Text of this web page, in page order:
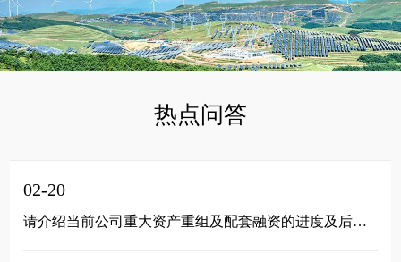
热点问答
请介绍当前公司重大资产重组及配套融资的进度及后续工作计划？
02-20